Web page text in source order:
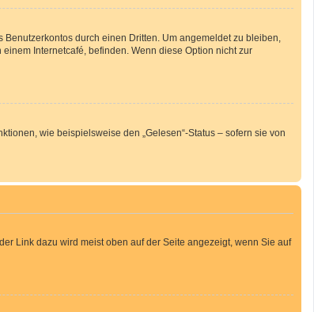
durch einen Dritten. Um angemeldet zu bleiben,
Internetcafé, befinden. Wenn diese Option nicht zur
wie beispielsweise den „Gelesen“-Status – sofern sie von
Link dazu wird meist oben auf der Seite angezeigt, wenn Sie auf